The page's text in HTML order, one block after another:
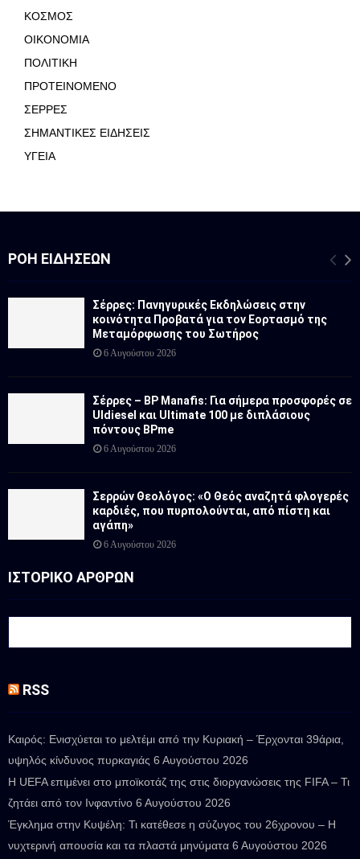
ΚΟΣΜΟΣ
ΟΙΚΟΝΟΜΙΑ
ΠΟΛΙΤΙΚΗ
ΠΡΟΤΕΙΝΟΜΕΝΟ
ΣΕΡΡΕΣ
ΣΗΜΑΝΤΙΚΕΣ ΕΙΔΗΣΕΙΣ
ΥΓΕΙΑ
ΡΟΉ ΕΙΔΉΣΕΩΝ
Σέρρες: Πανηγυρικές Εκδηλώσεις στην
κοινότητα Προβατά για τον Εορτασμό της
Μεταμόρφωσης του Σωτήρος
6 Αυγούστου 2026
Σέρρες – BP Manafis: Για σήμερα προσφορές σε
Uldiesel και Ultimate 100 με διπλάσιους
πόντους BPme
6 Αυγούστου 2026
Σερρών Θεολόγος: «Ο Θεός αναζητά φλογερές
καρδιές, που πυρπολούνται, από πίστη και
αγάπη»
6 Αυγούστου 2026
ΙΣΤΟΡΙΚΟ ΑΡΘΡΩΝ
RSS
Καιρός: Ενισχύεται το μελτέμι από την Κυριακή – Έρχονται 39άρια,
υψηλός κίνδυνος πυρκαγιάς 6 Αυγούστου 2026
Η UEFA επιμένει στο μποϊκοτάζ της στις διοργανώσεις της FIFA – Τι
ζητάει από τον Ινφαντίνο 6 Αυγούστου 2026
Έγκλημα στην Κυψέλη: Τι κατέθεσε η σύζυγος του 26χρονου – Η
νυχτερινή απουσία και τα πλαστά μηνύματα 6 Αυγούστου 2026